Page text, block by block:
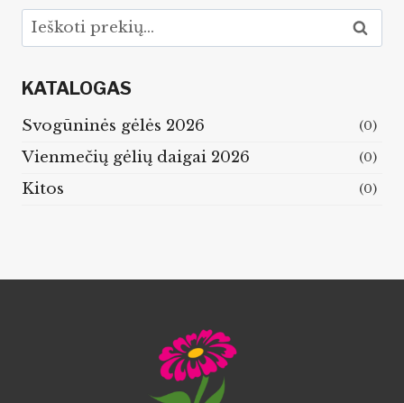
Ieškoti: Ieškoti
KATALOGAS
Svogūninės gėlės 2026 (0)
Vienmečių gėlių daigai 2026 (0)
Kitos (0)